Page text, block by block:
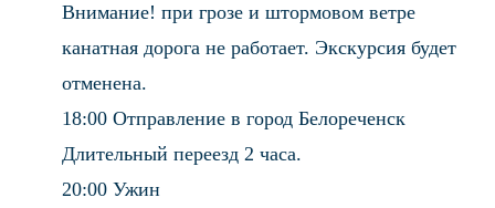
Внимание! при грозе и штормовом ветре
канатная дорога не работает. Экскурсия будет
отменена.
18:00 Отправление в город Белореченск
Длительный переезд 2 часа.
20:00 Ужин